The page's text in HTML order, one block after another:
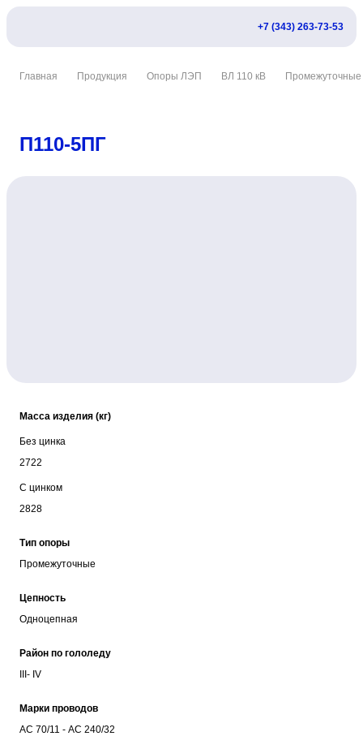
+7 (343) 263-73-53
Главная Продукция Опоры ЛЭП ВЛ 110 кВ Промежуточные
П110-5ПГ
Масса изделия (кг)
Без цинка
2722
С цинком
2828
Тип опоры
Промежуточные
Цепность
Одноцепная
Район по гололеду
III- IV
Марки проводов
АС 70/11 - АС 240/32